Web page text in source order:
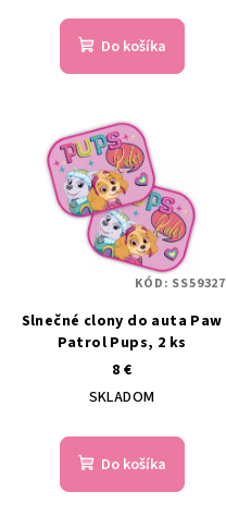
Do košíka
Slnečné clony do auta Paw
Patrol Pups, 2 ks
8 €
SKLADOM
Do košíka
KÓD: SS59327